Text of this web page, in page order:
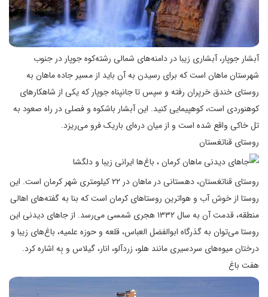
آبشار جوپار، آبشاری زیبا در دامنه‌های شمالی رشته‌کوه جوپار در جنوب
شهرستان ماهان است که برای رسیدن به آن باید از مسیر جاده ماهان به
روستای خندق خرپران رفته و سپس تا جانپناه جوپار که یکی از شاهکارهای
کوهنوردی است، کوهپیمایی کنید. این آبشار باشکوه و فصلی در راه صعود به
تل خاکی واقع شده است و از میان دره‌ای باریک فرو می‌ریزد.
روستای قناتغستان
روستای قناتغستان، دهستانی در ماهان در ۲۲ کیلومتری شهر کرمان است. این
روستا از خوش آب و هواترین روستاهای کرمان است که بنا به گفته‌های اهالی
منطقه، قدمت آن به سال ۱۳۳۲ هجری‌ شمسی می‌رسد. از جاهای دیدنی این
روستا می‌توان به گذرگاه ابوالفضل العباس، قلعه و حوزه علمیه، باغ‌های زیبا و
درختان میوه‌های سردسیری مانند هلو، زردآلو، انار، گیلاس و بِه اشاره کرد.
هفت باغ